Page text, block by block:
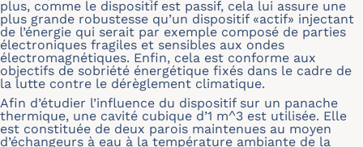
plus, comme le dispositif est passif, cela lui assure une
plus grande robustesse qu’un dispositif «actif» injectant
de l’énergie qui serait par exemple composé de parties
électroniques fragiles et sensibles aux ondes
électromagnétiques. Enfin, cela est conforme aux
objectifs de sobriété énergétique fixés dans le cadre de
la lutte contre le dérèglement climatique.
Afin d’étudier l’influence du dispositif sur un panache
thermique, une cavité cubique d’1 m^3 est utilisée. Elle
est constituée de deux parois maintenues au moyen
d’échangeurs à eau à la température ambiante de la